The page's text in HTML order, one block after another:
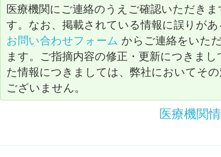
医療機関にご連絡のうえご確認いただき
す。なお、掲載されている情報に誤りが
お問い合わせフォーム からご連絡をいた
ます。ご指摘内容の修正・更新につきま
た情報につきましては、弊社においてそ
ございません。
医療機関